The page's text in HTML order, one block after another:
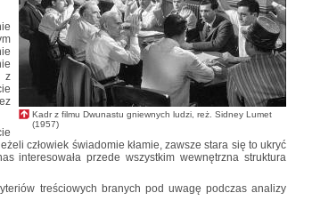
Kadr z filmu Dwunastu gniewnych ludzi, reż. Sidney Lumet
(1957)
z
człowiek świadomie kłamie, zawsze stara się to ukryć
interesowała przede wszystkim wewnętrzna struktura
treściowych branych pod uwagę podczas analizy